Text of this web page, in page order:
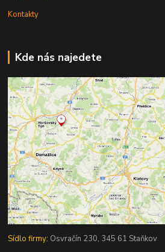
Kontakty
Kde nás najedete
Sídlo firmy: Osvračín 230, 345 61 Staňkov